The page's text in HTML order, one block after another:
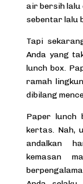
air bersih lalu
sebentar lalu
Tapi
Anda yang
lunch box.
ramah
dibilang
Paper lunch
kertas. Nah,
andalkan
kemasan